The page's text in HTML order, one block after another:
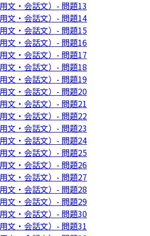
文・会話文）- 問題13
文・会話文）- 問題14
文・会話文）- 問題15
文・会話文）- 問題16
文・会話文）- 問題17
文・会話文）- 問題18
文・会話文）- 問題19
文・会話文）- 問題20
文・会話文）- 問題21
文・会話文）- 問題22
文・会話文）- 問題23
文・会話文）- 問題24
文・会話文）- 問題25
文・会話文）- 問題26
文・会話文）- 問題27
文・会話文）- 問題28
文・会話文）- 問題29
文・会話文）- 問題30
文・会話文）- 問題31